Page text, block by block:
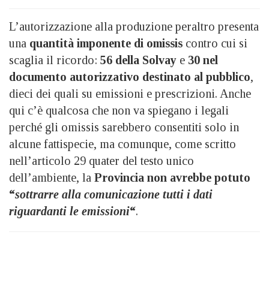
L’autorizzazione alla produzione peraltro presenta
una quantità imponente di omissis contro cui si
scaglia il ricordo: 56 della Solvay e 30 nel
documento autorizzativo destinato al pubblico,
dieci dei quali su emissioni e prescrizioni. Anche
qui c’è qualcosa che non va spiegano i legali
perché gli omissis sarebbero consentiti solo in
alcune fattispecie, ma comunque, come scritto
nell’articolo 29 quater del testo unico
dell’ambiente, la Provincia non avrebbe potuto
“sottrarre alla comunicazione tutti i dati
riguardanti le emissioni“.